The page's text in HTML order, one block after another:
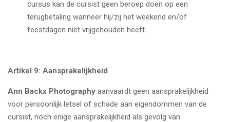
cursus kan de cursist geen beroep doen op een
terugbetaling wanneer hij/zij het weekend en/of
feestdagen niet vrijgehouden heeft.
Artikel 9: Aansprakelijkheid
Ann Backx Photography aanvaardt geen aansprakelijkheid
voor persoonlijk letsel of schade aan eigendommen van de
cursist, noch enige aansprakelijkheid als gevolg van